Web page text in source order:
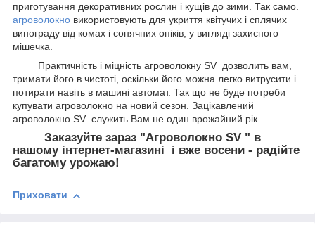
приготування декоративних рослин і кущів до зими. Так само.
агроволокно використовують для укриття квітучих і сплячих
винограду від комах і сонячних опіків, у вигляді захисного
мішечка.
Практичність і міцність агроволокну SV дозволить вам,
тримати його в чистоті, оскільки його можна легко витрусити і
потирати навіть в машині автомат. Так що не буде потреби
купувати агроволокно на новий сезон. Зацікавлений
агроволокно SV служить Вам не один врожайний рік.
Заказуйте зараз "Агроволокно SV " в
нашому інтернет-магазині і вже восени - радійте
багатому урожаю!
Приховати